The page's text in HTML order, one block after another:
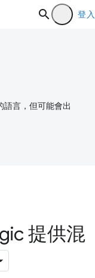
登入
語言，但可能會出
提供混